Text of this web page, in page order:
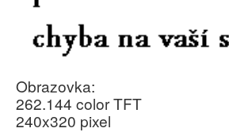
Obrazovka:
262.144 color TFT
240x320 pixel